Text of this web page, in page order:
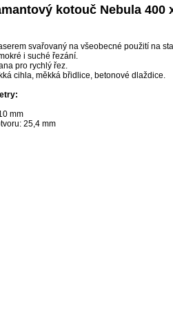
kotouč Nebula 400
svařovaný na všeobecné použití na
i suché řezání.
pro rychlý řez.
cihla, měkká břidlice, betonové dlaždice.
mm
25,4 mm